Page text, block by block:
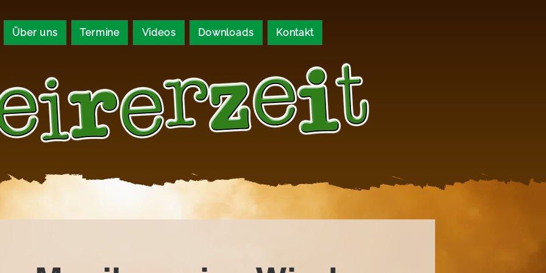
Über uns Termine Videos Downloads Kontakt